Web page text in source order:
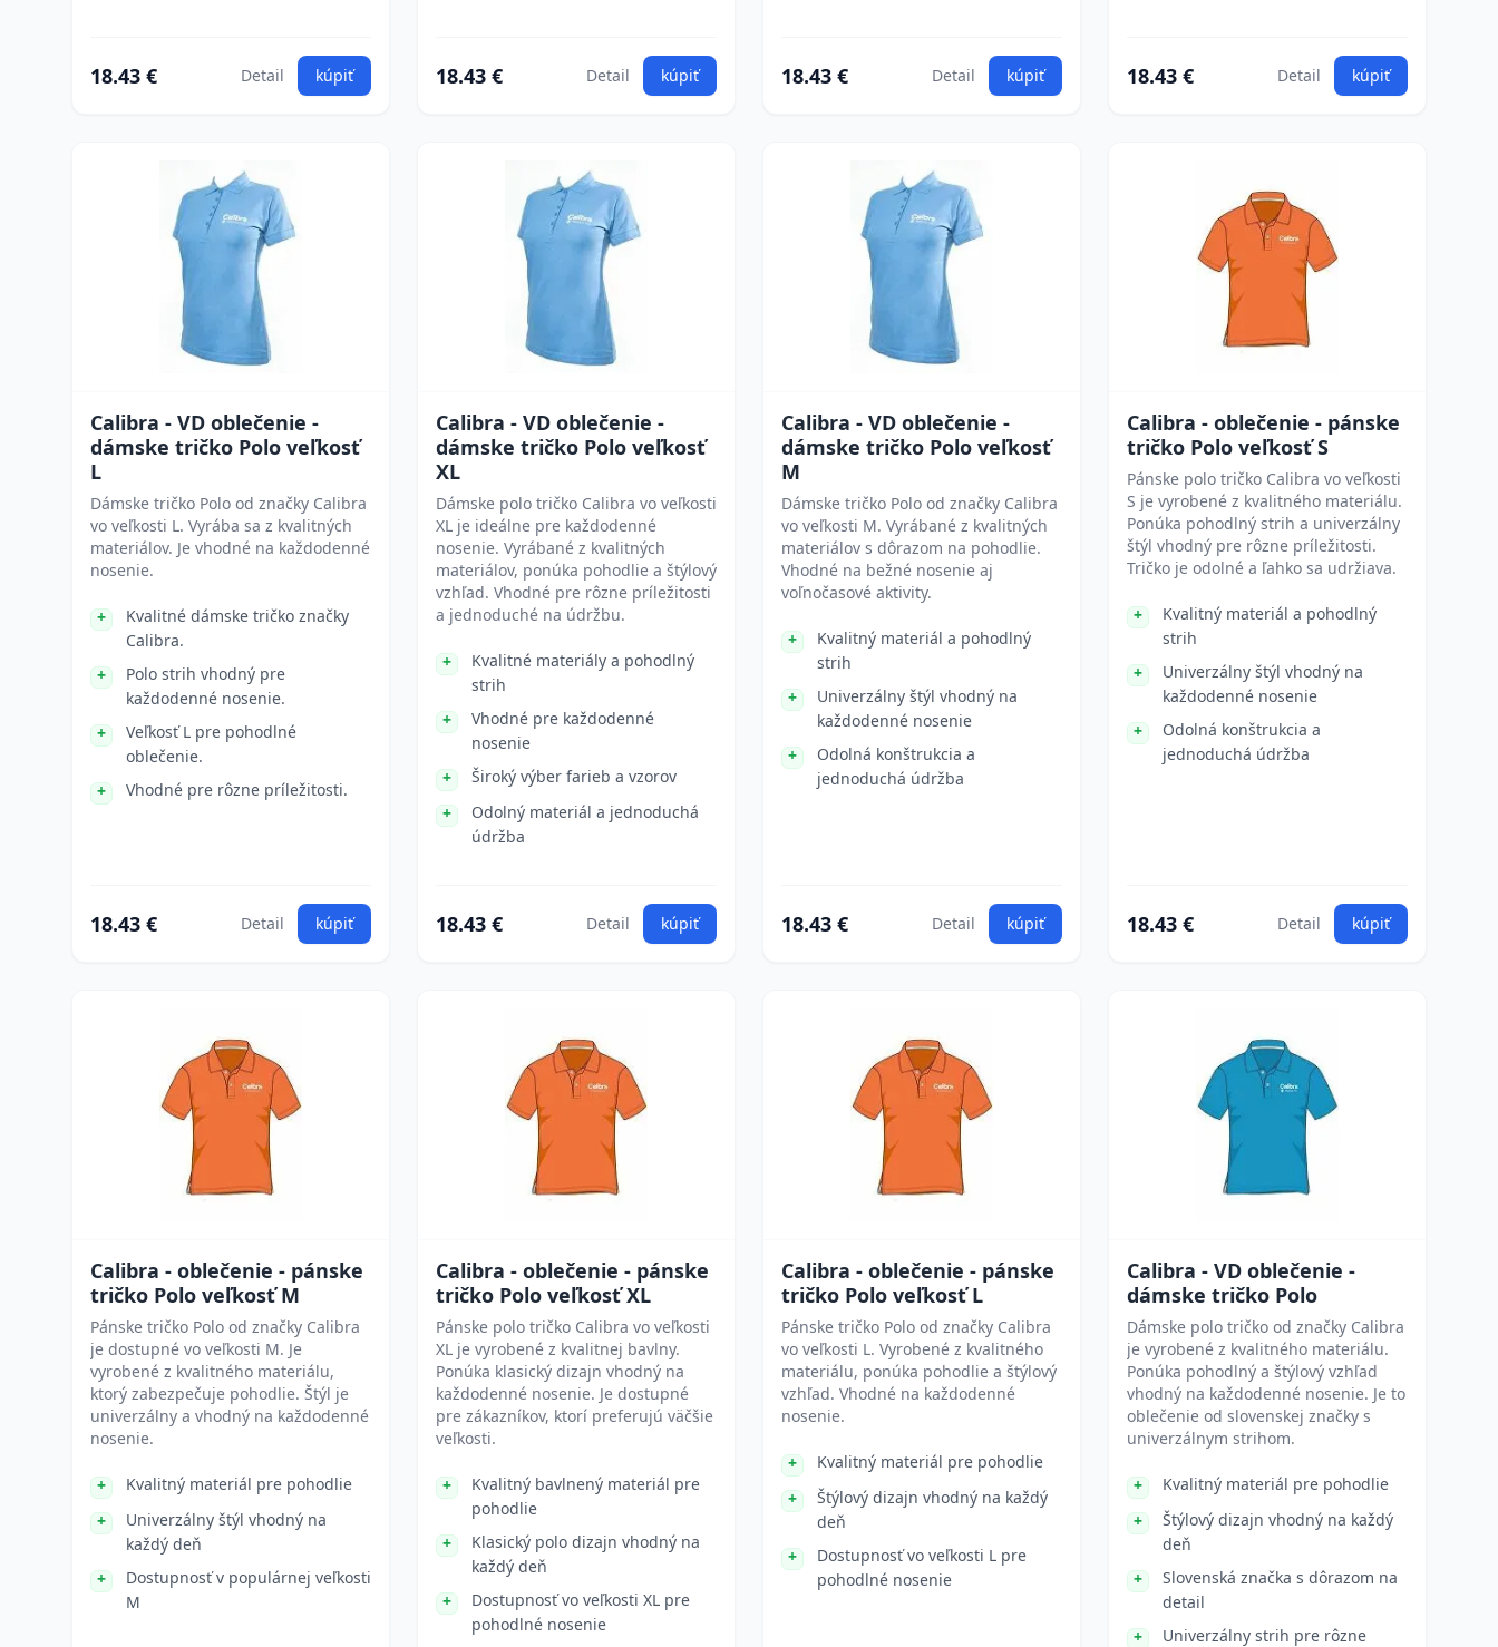
18.43 € Detail kúpiť 18.43 € Detail kúpiť 18.43 € Detail kúpiť 18.43 € Detail kúpiť
Calibra - VD oblečenie -
dámske tričko Polo veľkosť
L
Dámske tričko Polo od značky Calibra
vo veľkosti L. Vyrába sa z kvalitných
materiálov. Je vhodné na každodenné
nosenie.
Kvalitné dámske tričko značky
Calibra.
Polo strih vhodný pre
každodenné nosenie.
Veľkosť L pre pohodlné
oblečenie.
Vhodné pre rôzne príležitosti.
18.43 € Detail kúpiť
Calibra - VD oblečenie -
dámske tričko Polo veľkosť
XL
Dámske polo tričko Calibra vo veľkosti
XL je ideálne pre každodenné
nosenie. Vyrábané z kvalitných
materiálov, ponúka pohodlie a štýlový
vzhľad. Vhodné pre rôzne príležitosti
a jednoduché na údržbu.
Kvalitné materiály a pohodlný
strih
Vhodné pre každodenné
nosenie
Široký výber farieb a vzorov
Odolný materiál a jednoduchá
údržba
18.43 € Detail kúpiť
Calibra - VD oblečenie -
dámske tričko Polo veľkosť
M
Dámske tričko Polo od značky Calibra
vo veľkosti M. Vyrábané z kvalitných
materiálov s dôrazom na pohodlie.
Vhodné na bežné nosenie aj
voľnočasové aktivity.
Kvalitný materiál a pohodlný
strih
Univerzálny štýl vhodný na
každodenné nosenie
Odolná konštrukcia a
jednoduchá údržba
18.43 € Detail kúpiť
Calibra - oblečenie - pánske
tričko Polo veľkosť S
Pánske polo tričko Calibra vo veľkosti
S je vyrobené z kvalitného materiálu.
Ponúka pohodlný strih a univerzálny
štýl vhodný pre rôzne príležitosti.
Tričko je odolné a ľahko sa udržiava.
Kvalitný materiál a pohodlný
strih
Univerzálny štýl vhodný na
každodenné nosenie
Odolná konštrukcia a
jednoduchá údržba
18.43 € Detail kúpiť
Calibra - oblečenie - pánske
tričko Polo veľkosť M
Pánske tričko Polo od značky Calibra
je dostupné vo veľkosti M. Je
vyrobené z kvalitného materiálu,
ktorý zabezpečuje pohodlie. Štýl je
univerzálny a vhodný na každodenné
nosenie.
Kvalitný materiál pre pohodlie
Univerzálny štýl vhodný na
každý deň
Dostupnosť v populárnej veľkosti
M
Calibra - oblečenie - pánske
tričko Polo veľkosť XL
Pánske polo tričko Calibra vo veľkosti
XL je vyrobené z kvalitnej bavlny.
Ponúka klasický dizajn vhodný na
každodenné nosenie. Je dostupné
pre zákazníkov, ktorí preferujú väčšie
veľkosti.
Kvalitný bavlnený materiál pre
pohodlie
Klasický polo dizajn vhodný na
každý deň
Dostupnosť vo veľkosti XL pre
pohodlné nosenie
Calibra - oblečenie - pánske
tričko Polo veľkosť L
Pánske tričko Polo od značky Calibra
vo veľkosti L. Vyrobené z kvalitného
materiálu, ponúka pohodlie a štýlový
vzhľad. Vhodné na každodenné
nosenie.
Kvalitný materiál pre pohodlie
Štýlový dizajn vhodný na každý
deň
Dostupnosť vo veľkosti L pre
pohodlné nosenie
Calibra - VD oblečenie -
dámske tričko Polo
Dámske polo tričko od značky Calibra
je vyrobené z kvalitného materiálu.
Ponúka pohodlný a štýlový vzhľad
vhodný na každodenné nosenie. Je to
oblečenie od slovenskej značky s
univerzálnym strihom.
Kvalitný materiál pre pohodlie
Štýlový dizajn vhodný na každý
deň
Slovenská značka s dôrazom na
detail
Univerzálny strih pre rôzne